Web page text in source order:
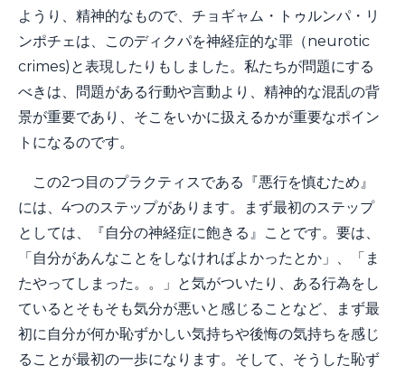
ようり、精神的なもので、チョギャム・トゥルンパ・リ
ンポチェは、このディクパを神経症的な罪（neurotic
crimes)と表現したりもしました。私たちが問題にする
べきは、問題がある行動や言動より、精神的な混乱の背
景が重要であり、そこをいかに扱えるかが重要なポイン
トになるのです。
この2つ目のプラクティスである『悪行を慎むため』
には、4つのステップがあります。まず最初のステップ
としては、『自分の神経症に飽きる』ことです。要は、
「自分があんなことをしなければよかったとか」、「ま
たやってしまった。。」と気がついたり、ある行為をし
ているとそもそも気分が悪いと感じることなど、まず最
初に自分が何か恥ずかしい気持ちや後悔の気持ちを感じ
ることが最初の一歩になります。そして、そうした恥ず